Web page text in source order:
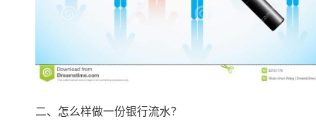
二、怎么样做一份银行流水？